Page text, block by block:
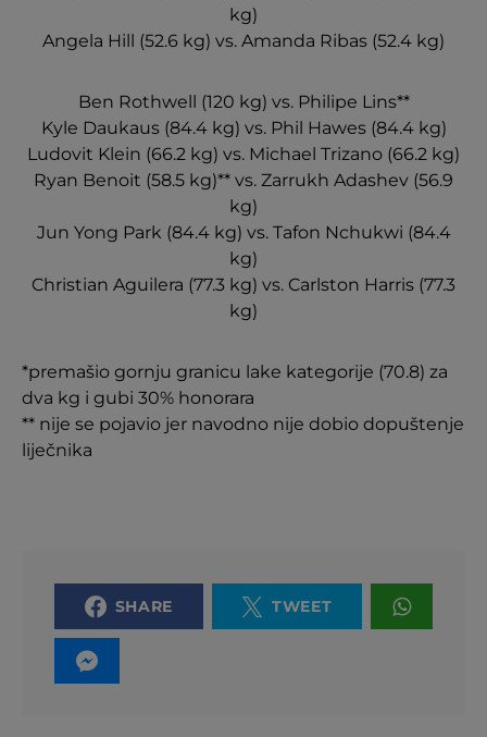
kg)
Angela Hill (52.6 kg) vs. Amanda Ribas (52.4 kg)
Ben Rothwell (120 kg) vs. Philipe Lins**
Kyle Daukaus (84.4 kg) vs. Phil Hawes (84.4 kg)
Ludovit Klein (66.2 kg) vs. Michael Trizano (66.2 kg)
Ryan Benoit (58.5 kg)** vs. Zarrukh Adashev (56.9
kg)
Jun Yong Park (84.4 kg) vs. Tafon Nchukwi (84.4
kg)
Christian Aguilera (77.3 kg) vs. Carlston Harris (77.3
kg)
*premašio gornju granicu lake kategorije (70.8) za
dva kg i gubi 30% honorara
** nije se pojavio jer navodno nije dobio dopuštenje
liječnika
SHARE TWEET